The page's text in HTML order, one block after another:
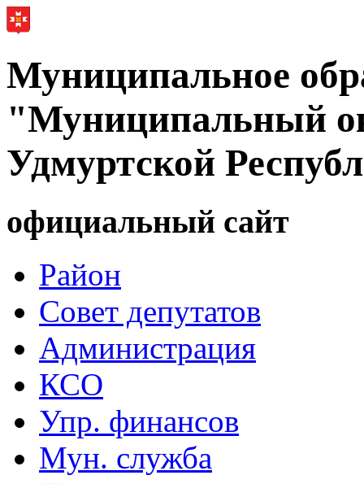
Муниципальное
"Муниципальный
Удмуртской
официальный сайт
Район
Совет депутатов
Администрация
КСО
Упр. финансов
Мун. служба